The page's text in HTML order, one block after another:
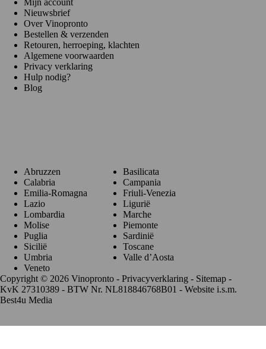
Mijn account
Nieuwsbrief
Over Vinopronto
Bestellen & verzenden
Retouren, herroeping, klachten
Algemene voorwaarden
Privacy verklaring
Hulp nodig?
Blog
Abruzzen
Basilicata
Calabria
Campania
Emilia-Romagna
Friuli-Venezia
Lazio
Ligurië
Lombardia
Marche
Molise
Piemonte
Puglia
Sardinië
Sicilië
Toscane
Umbria
Valle d’Aosta
Veneto
Copyright © 2026 Vinopronto - Privacyverklaring - Sitemap -
KvK 27310389 - BTW Nr. NL818846768B01 - Website i.s.m.
Best4u Media